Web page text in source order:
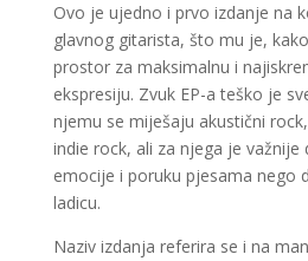
Ovo je ujedno i prvo izdanje na
glavnog gitarista, što mu je,
prostor za maksimalnu i
ekspresiju. Zvuk EP-a teško je
njemu se miješaju akustični
indie rock, ali za njega je važnije
emocije i poruku pjesama nego
ladicu.
Naziv izdanja referira se i na